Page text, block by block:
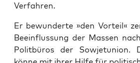
Verfahren.
Er bewun­der­te »den Vor­teil«
Beein­flus­sung der Mas­sen
Polit­bü­ros der Sowjet­uni­on.